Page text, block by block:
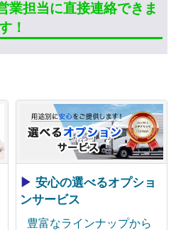
業担当に直接連絡できま
！
▶ 安心の選べるオプショ
ンサービス
豊富なラインナップから